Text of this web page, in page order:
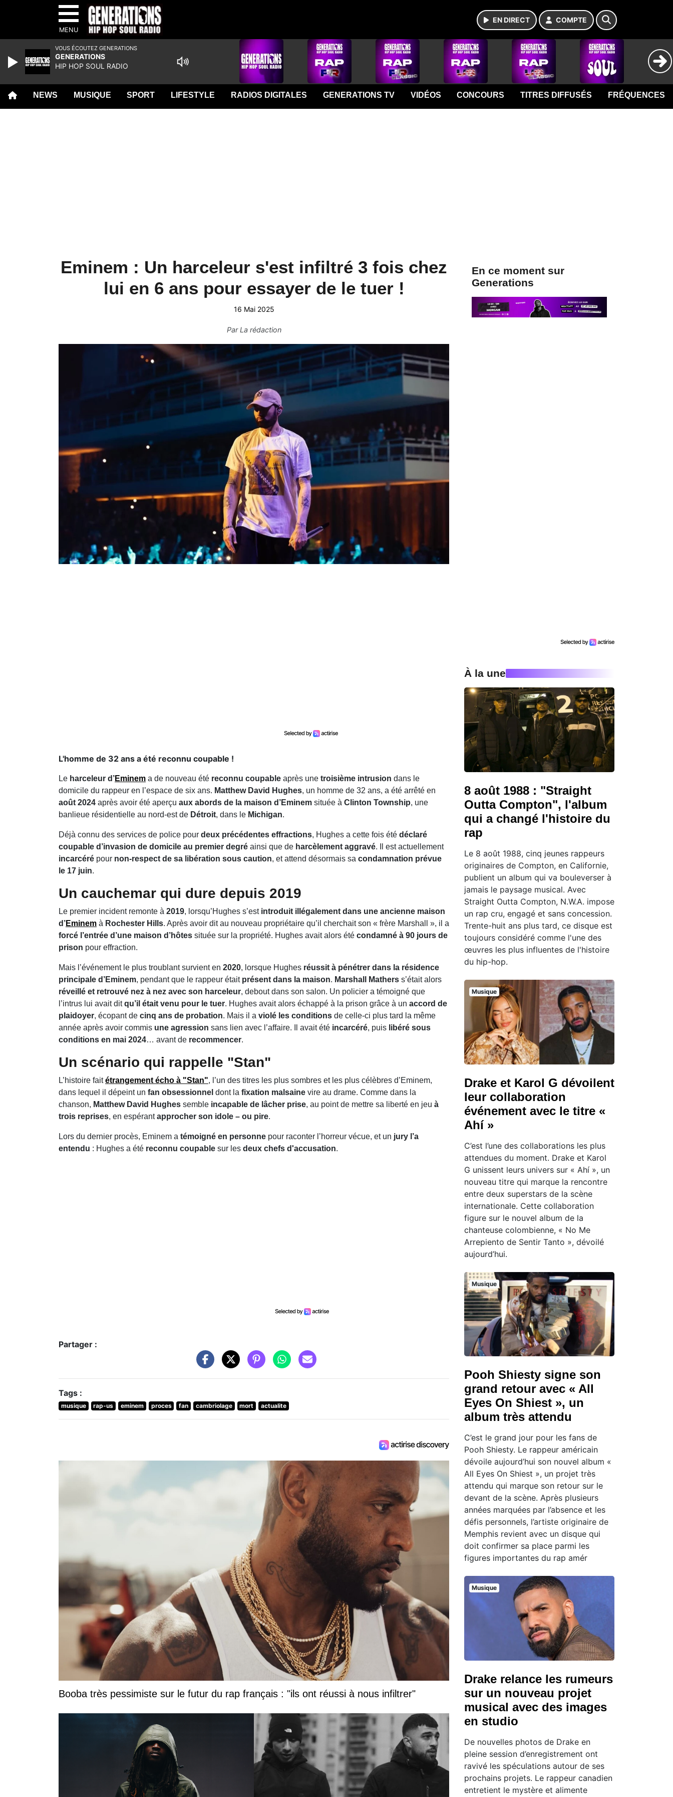
MENU
EN DIRECT COMPTE
NEWS MUSIQUE SPORT LIFESTYLE RADIOS DIGITALES GENERATIONS TV VIDÉOS CONCOURS TITRES DIFFUSÉS FRÉQUENCES
Eminem : Un harceleur s'est infiltré 3 fois chez
lui en 6 ans pour essayer de le tuer !
16 Mai 2025
ParLa rédaction
L'homme de 32 ans a été reconnu coupable !
Le harceleur d’Eminem a de nouveau été reconnu coupable après une troisième intrusion dans le
domicile du rappeur en l’espace de six ans. Matthew David Hughes, un homme de 32 ans, a été arrêté en
août 2024 après avoir été aperçu aux abords de la maison d’Eminem située à Clinton Township, une
banlieue résidentielle au nord-est de Détroit, dans le Michigan.
Déjà connu des services de police pour deux précédentes effractions, Hughes a cette fois été déclaré
coupable d’invasion de domicile au premier degré ainsi que de harcèlement aggravé. Il est actuellement
incarcéré pour non-respect de sa libération sous caution, et attend désormais sa condamnation prévue
le 17 juin.
Un cauchemar qui dure depuis 2019
Le premier incident remonte à 2019, lorsqu’Hughes s’est introduit illégalement dans une ancienne maison
d’Eminem à Rochester Hills. Après avoir dit au nouveau propriétaire qu’il cherchait son « frère Marshall », il a
forcé l’entrée d’une maison d’hôtes située sur la propriété. Hughes avait alors été condamné à 90 jours de
prison pour effraction.
Mais l’événement le plus troublant survient en 2020, lorsque Hughes réussit à pénétrer dans la résidence
principale d’Eminem, pendant que le rappeur était présent dans la maison. Marshall Mathers s’était alors
réveillé et retrouvé nez à nez avec son harceleur, debout dans son salon. Un policier a témoigné que
l’intrus lui avait ditqu’il était venu pour le tuer. Hughes avait alors échappé à la prison grâce à un accord de
plaidoyer, écopant de cinq ans de probation. Mais il a violé les conditions de celle-ci plus tard la même
année après avoir commis une agression sans lien avec l’affaire. Il avait été incarcéré, puis libéré sous
conditions en mai 2024… avant de recommencer.
Un scénario qui rappelle "Stan"
L’histoire faitétrangement écho à "Stan", l’un des titres les plus sombres et les plus célèbres d’Eminem,
dans lequel il dépeint un fan obsessionnel dont la fixation malsaine vire au drame. Comme dans la
chanson, Matthew David Hughes semble incapable de lâcher prise, au point de mettre sa liberté en jeu à
trois reprises, en espérantapprocher son idole – ou pire.
Lors du dernier procès, Eminem a témoigné en personne pour raconter l’horreur vécue, et un jury l’a
entendu : Hughes a été reconnu coupable sur les deux chefs d'accusation.
Partager :
Tags :
musique rap-us eminem proces fan cambriolage mort actualite
Booba très pessimiste sur le futur du rap français : "ils ont réussi à nous infiltrer"
En ce moment sur
Generations
À la une
8 août 1988 : "Straight
Outta Compton", l'album
qui a changé l'histoire du
rap
Le 8 août 1988, cinq jeunes rappeurs
originaires de Compton, en Californie,
publient un album qui va bouleverser à
jamais le paysage musical. Avec
Straight Outta Compton, N.W.A. impose
un rap cru, engagé et sans concession.
Trente-huit ans plus tard, ce disque est
toujours considéré comme l'une des
œuvres les plus influentes de l'histoire
du hip-hop.
Musique
Drake et Karol G dévoilent
leur collaboration
événement avec le titre «
Ahí »
C’est l’une des collaborations les plus
attendues du moment. Drake et Karol
G unissent leurs univers sur « Ahí », un
nouveau titre qui marque la rencontre
entre deux superstars de la scène
internationale. Cette collaboration
figure sur le nouvel album de la
chanteuse colombienne, « No Me
Arrepiento de Sentir Tanto », dévoilé
aujourd’hui.
Musique
Pooh Shiesty signe son
grand retour avec « All
Eyes On Shiest », un
album très attendu
C’est le grand jour pour les fans de
Pooh Shiesty. Le rappeur américain
dévoile aujourd’hui son nouvel album «
All Eyes On Shiest », un projet très
attendu qui marque son retour sur le
devant de la scène. Après plusieurs
années marquées par l’absence et les
défis personnels, l’artiste originaire de
Memphis revient avec un disque qui
doit confirmer sa place parmi les
figures importantes du rap amér
Musique
Drake relance les rumeurs
sur un nouveau projet
musical avec des images
en studio
De nouvelles photos de Drake en
pleine session d’enregistrement ont
ravivé les spéculations autour de ses
prochains projets. Le rappeur canadien
entretient le mystère et alimente
VOUS ÉCOUTEZ GENERATIONS
GENERATIONS
HIP HOP SOUL RADIO